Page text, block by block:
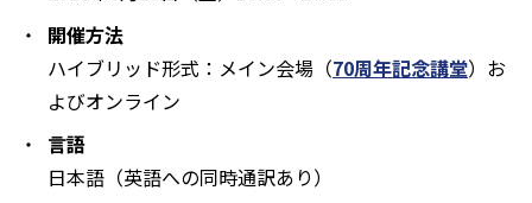
開催方法
ハイブリッド形式：メイン会場（70周年記念講堂）お
よびオンライン
言語
日本語（英語への同時通訳あり）